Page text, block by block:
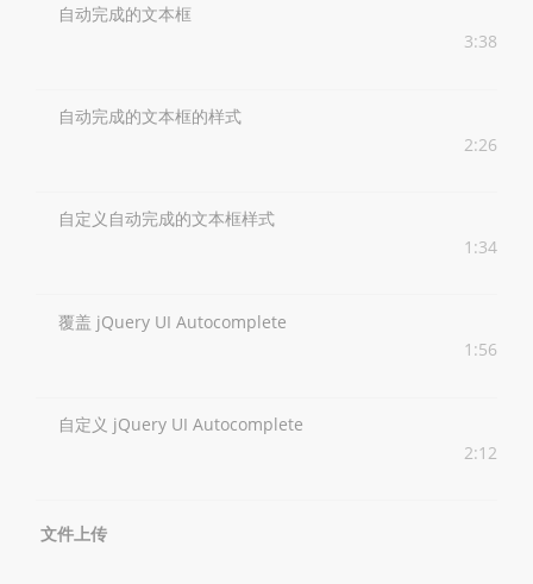
自动完成的文本框
3:38
自动完成的文本框的样式
2:26
自定义自动完成的文本框样式
1:34
覆盖 jQuery UI Autocomplete
1:56
自定义 jQuery UI Autocomplete
2:12
文件上传